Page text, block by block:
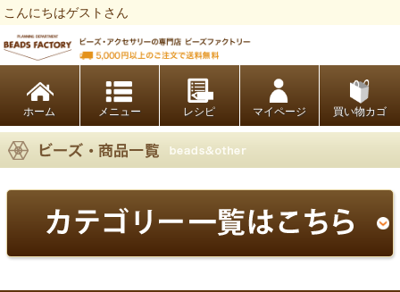
こんにちはゲストさん
ホーム レシピ マイページ 買い物カゴ